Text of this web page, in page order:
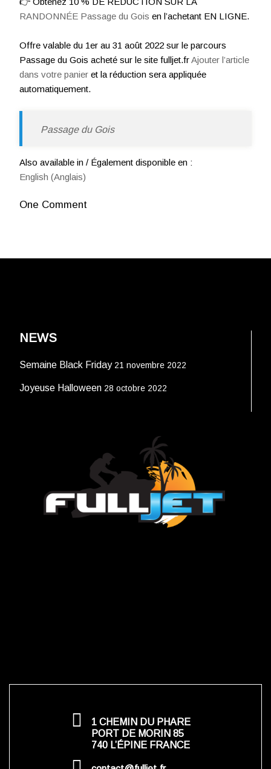
RANDONNÉE Passage du Gois en l’achetant EN LIGNE.
Offre valable du 1er au 31 août 2022 sur le parcours
Passage du Gois acheté sur le site fulljet.frAjouter l’article
dans votre panier et la réduction sera appliquée
automatiquement.
Passage du Gois
Also available in / Également disponible en :
English (Anglais)
One Comment
NEWS
Semaine Black Friday 21 novembre 2022
Joyeuse Halloween 28 octobre 2022
1 CHEMIN DU PHARE
PORT DE MORIN 85
740 L’ÉPINE FRANCE